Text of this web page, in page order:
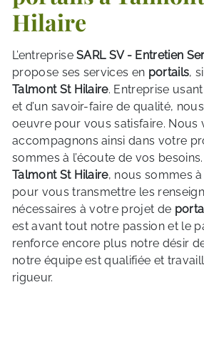
Hilaire
L’entrepriseSARL SV - Entretien
propose ses services en portails,
Talmont St Hilaire. Entreprise
et d’un savoir-faire de qualité,
oeuvre pour vous satisfaire. Nous
accompagnons ainsi dans votre
sommes à l’écoute de vos
Talmont St Hilaire, nous sommes
pour vous transmettre les
nécessaires à votre projet de
est avant tout notre passion et le
renforce encore plus notre désir
notre équipe est qualifiée et
rigueur.